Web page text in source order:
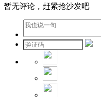
暂无评论，赶紧抢沙发吧